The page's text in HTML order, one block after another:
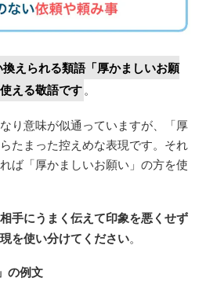
換えられる類語「厚かましいお願
える敬語です。
り意味が似通っていますが、「厚
たまった控えめな表現です。それ
ば「厚かましいお願い」の方を使
手にうまく伝えて印象を悪くせず
を使い分けてください。
の例文